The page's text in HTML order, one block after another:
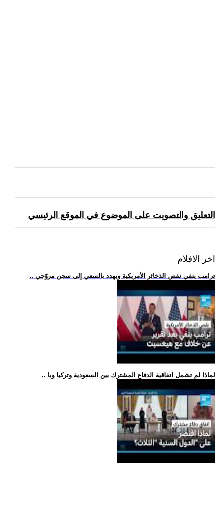
التعليق والتصويت على الموضوع في الموقع الرئيسي
اخر الافلام
.. ترامب ينفي نقص الذخائر الأمريكية ويهدد بالسعي إلى سجن مروّجي
.. لماذا لم تشمل اتفاقية الدفاع المشترك بين السعودية وتركيا وبا